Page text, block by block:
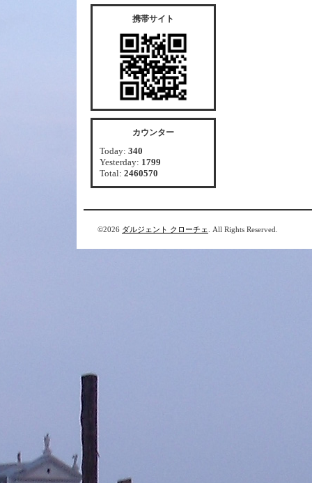
携帯サイト
カウンター
Today: 340
Yesterday: 1799
Total: 2460570
©2026 ダルジェント クローチェ . All Rights Reserved.